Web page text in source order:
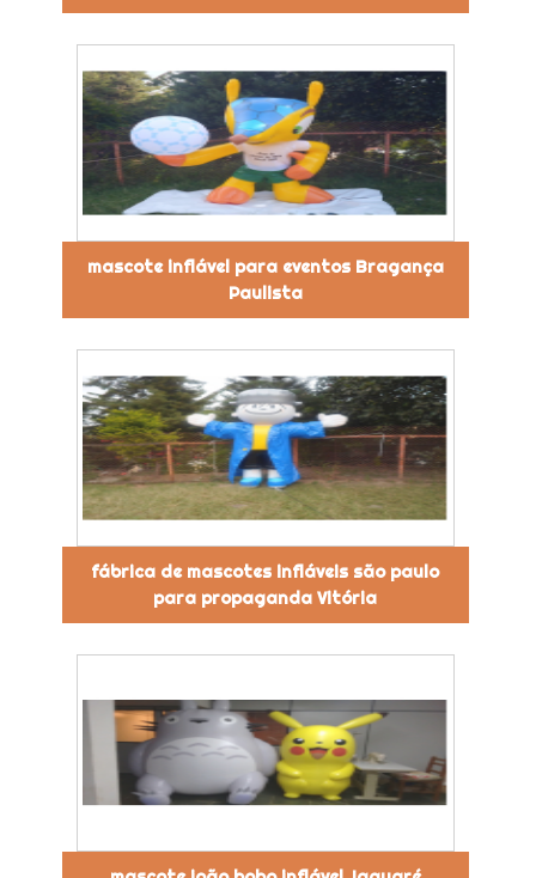
mascote inflável para eventos Bragança
Paulista
fábrica de mascotes infláveis são paulo
para propaganda Vitória